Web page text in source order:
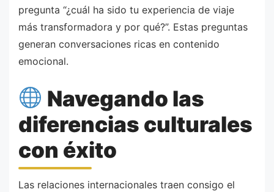
pregunta “¿cuál ha sido tu experiencia de viaje
más transformadora y por qué?”. Estas preguntas
generan conversaciones ricas en contenido
emocional.
Navegando las
diferencias culturales
con éxito
Las relaciones internacionales traen consigo el